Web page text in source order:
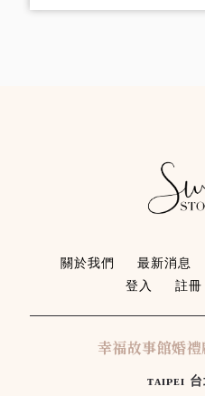
美派對
關於我們 最新消息
登入
註冊
幸福故事館婚
ᴛᴀɪᴘᴇɪ